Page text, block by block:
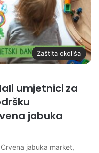
Zaštita okoliša
umjetnici za
jabuka
jabuka market,